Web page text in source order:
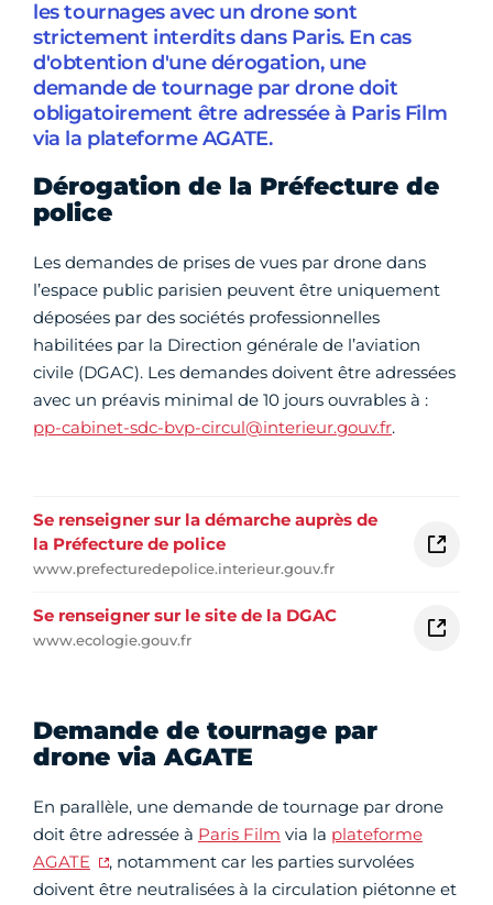
les tournages avec un drone sont
strictement interdits dans Paris. En cas
d'obtention d'une dérogation, une
demande de tournage par drone doit
obligatoirement être adressée à Paris Film
via la plateforme AGATE.
Dérogation de la Préfecture de
police
Les demandes de prises de vues par drone dans
l’espace public parisien peuvent être uniquement
déposées par des sociétés professionnelles
habilitées par la Direction générale de l’aviation
civile (DGAC). Les demandes doivent être adressées
avec un préavis minimal de 10 jours ouvrables à :
pp-cabinet-sdc-bvp-circul@interieur.gouv.fr.
Se renseigner sur la démarche auprès de
la Préfecture de police
www.prefecturedepolice.interieur.gouv.fr
Se renseigner sur le site de la DGAC
www.ecologie.gouv.fr
Demande de tournage par
drone via AGATE
En parallèle, une demande de tournage par drone
doit être adressée à Paris Film via la plateforme
AGATE
, notamment car les parties survolées
doivent être neutralisées à la circulation piétonne et